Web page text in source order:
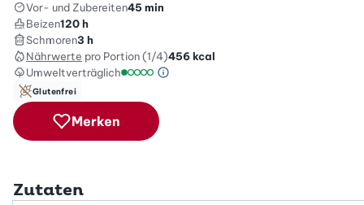
Vor- und Zubereiten45 min
Beizen120 h
Schmoren3 h
Nährwerte pro Portion (1/4)456kcal
Umweltverträglich
Green Betty Skala Info
Glutenfrei
Merken
Zutaten